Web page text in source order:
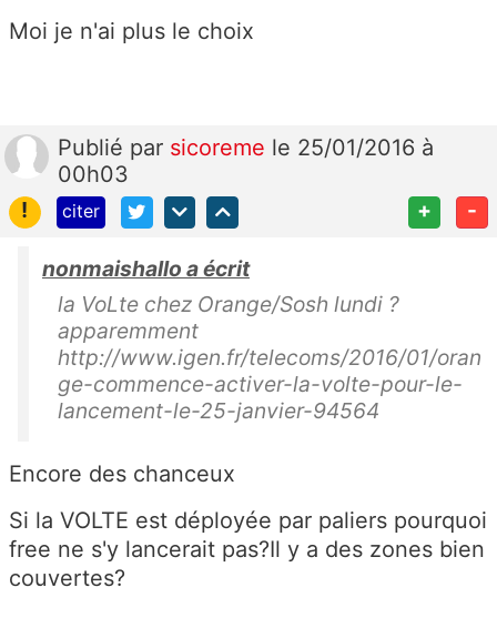
Moi je n'ai plus le choix
Publié par sicoreme le 25/01/2016 à
00h03
!
citer + -
nonmaishallo a écrit
la VoLte chez Orange/Sosh lundi ?
apparemment
http://www.igen.fr/telecoms/2016/01/oran
ge-commence-activer-la-volte-pour-le-
lancement-le-25-janvier-94564
Encore des chanceux
Si la VOLTE est déployée par paliers pourquoi
free ne s'y lancerait pas?Il y a des zones bien
couvertes?